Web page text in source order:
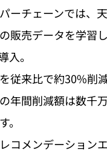
ーチェーンでは、
販売データを学習
入。
従来比で約30%削
年間削減額は数千
。
コメンデーション